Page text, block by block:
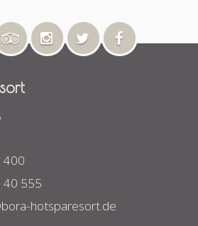
400
555
hotsparesort.de